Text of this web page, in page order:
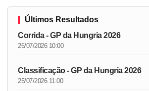
Últimos Resultados
Corrida - GP da Hungria 2026
26/07/2026 10:00
Classificação - GP da Hungria 2026
25/07/2026 11:00